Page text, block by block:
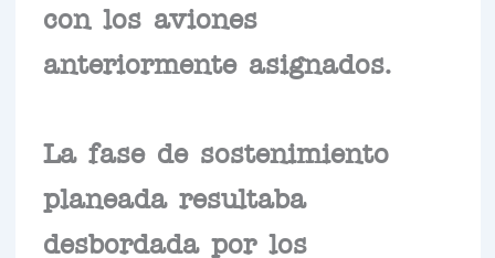
con los aviones
anteriormente asignados.
La fase de sostenimiento
planeada resultaba
desbordada por los